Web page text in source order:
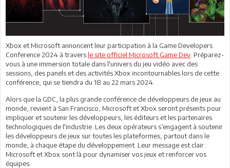
Xbox et Microsoft annoncent leur participation à la Game Developers
Conference 2024 à traversle site officiel Microsoft Game Dev . Préparez-
vous à une immersion totale dans l'univers du jeu vidéo avec des
sessions, des panels et des activités Xbox incontournables lors de cette
conférence, qui se tiendra du 18 au 22 mars 2024.
Alors que la GDC, la plus grande conférence de développeurs de jeux au
monde, revient à San Francisco, Microsoft et Xbox seront présents pour
impliquer et soutenir les développeurs, les éditeurs et les partenaires
technologiques de l'industrie. Les deux opérateurs s’engagent à soutenir
les développeurs de jeux sur toutes les plateformes, partout dans le
monde, à chaque étape du développement. Leur message est clair :
Microsoft et Xbox sont là pour dynamiser vos jeux et renforcer vos
équipes.